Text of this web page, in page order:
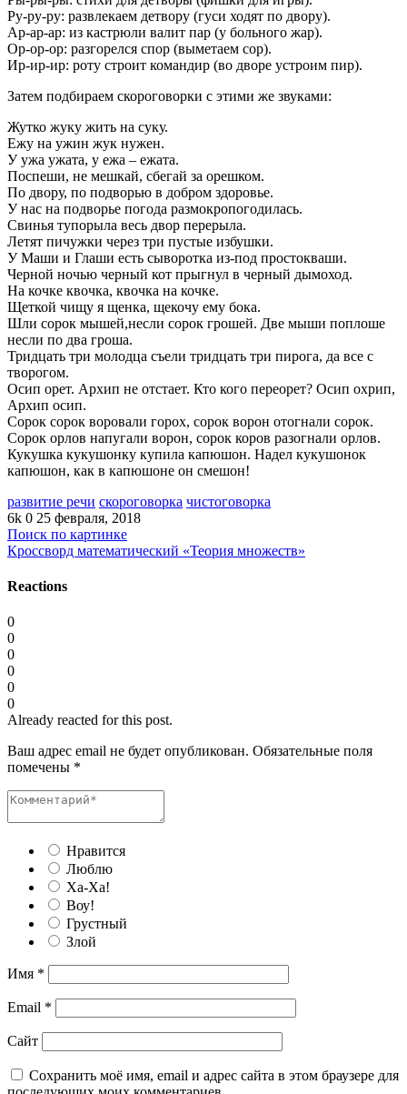
Ру-ру-ру: развлекаем детвору (гуси ходят по двору).
Ар-ар-ар: из кастрюли валит пар (у больного жар).
Ор-ор-ор: разгорелся спор (выметаем сор).
Ир-ир-ир: роту строит командир (во дворе устроим пир).
Затем подбираем скороговорки с этими же звуками:
Жутко жуку жить на суку.
Ежу на ужин жук нужен.
У ужа ужата, у ежа – ежата.
Поспеши, не мешкай, сбегай за орешком.
По двору, по подворью в добром здоровье.
У нас на подворье погода размокропогодилась.
Свинья тупорыла весь двор перерыла.
Летят пичужки через три пустые избушки.
У Маши и Глаши есть сыворотка из-под простокваши.
Черной ночью черный кот прыгнул в черный дымоход.
На кочке квочка, квочка на кочке.
Щеткой чищу я щенка, щекочу ему бока.
Шли сорок мышей,несли сорок грошей. Две мыши поплоше
несли по два гроша.
Тридцать три молодца съели тридцать три пирога, да все с
творогом.
Осип орет. Архип не отстает. Кто кого переорет? Осип охрип,
Архип осип.
Сорок сорок воровали горох, сорок ворон отогнали сорок.
Сорок орлов напугали ворон, сорок коров разогнали орлов.
Кукушка кукушонку купила капюшон. Надел кукушонок
капюшон, как в капюшоне он смешон!
развитие речи скороговорка чистоговорка
6k 0 25 февраля, 2018
Поиск по картинке
Кроссворд математический «Теория множеств»
Reactions
0
0
0
0
0
0
Already reacted for this post.
Ваш адрес email не будет опубликован. Обязательные поля
помечены *
Нравится
Люблю
Ха-Ха!
Воу!
Грустный
Злой
Имя *
Email *
Сайт
Сохранить моё имя, email и адрес сайта в этом браузере для